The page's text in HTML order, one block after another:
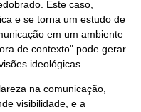
Este caso,
e se torna um estudo de
em um ambiente
de contexto" pode gerar
ideológicas.
na comunicação,
visibilidade, e a